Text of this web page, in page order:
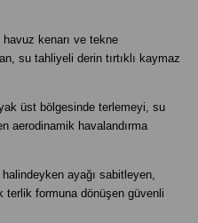
havuz kenarı ve tekne
su tahliyeli derin tırtıklı kaymaz
üst bölgesinde terlemeyi, su
aerodinamik havalandırma
halindeyken ayağı sabitleyen,
terlik formuna dönüşen güvenli